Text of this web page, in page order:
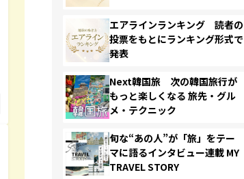
エアラインランキング 読者の
投票をもとにランキング形式で
発表
Next韓国旅 次の韓国旅行が
もっと楽しくなる 旅先・グル
メ・テクニック
旬な“あの人”が「旅」をテー
マに語るインタビュー連載 MY
TRAVEL STORY